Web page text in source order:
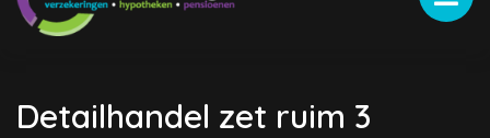
Detailhandel zet ruim 3